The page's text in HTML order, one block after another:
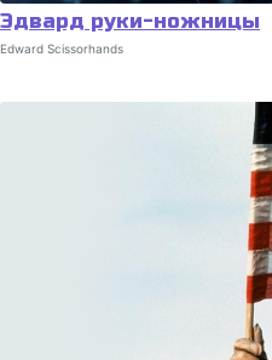
Эдвард руки-ножницы
Edward Scissorhands